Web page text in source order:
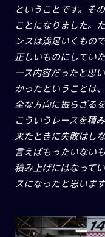
ということです。そ
ことになりました。
ンスは満足いくもの
正しいものにしてい
ース内容だったと思
かったということは
全な方向に振らざる
こういうレースを積
来たときに失敗はし
言えばもったいない
積み上げにはなって
スになったと思います